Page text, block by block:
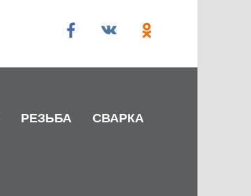
РЕЗЬБА СВАРКА